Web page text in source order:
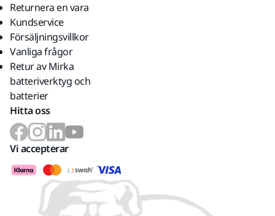
Returnera en vara
Kundservice
Försäljningsvillkor
Vanliga frågor
Retur av Mirka
batteriverktyg och
batterier
Hitta oss
Vi accepterar